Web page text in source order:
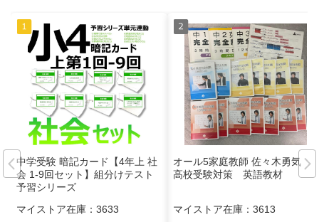
中学受験 暗記カード【4年上 社
会 1-9回セット】組分けテスト
予習シリーズ
マイストア在庫： 3633
オール5家庭教師 佐々木勇気
高校受験対策 英語教材
マイストア在庫： 3613